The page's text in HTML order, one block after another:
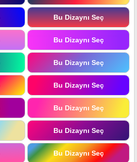
Bu Dizaynı Seç
Bu Dizaynı Seç
Bu Dizaynı Seç
Bu Dizaynı Seç
Bu Dizaynı Seç
Bu Dizaynı Seç
Bu Dizaynı Seç